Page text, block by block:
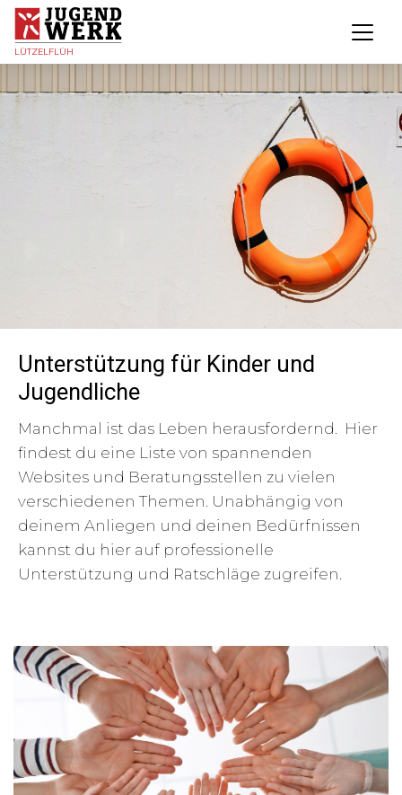
LÜTZELFLÜH
Unterstützung für Kinder und
Jugendliche
Manchmal ist das Leben herausfordernd. Hier
findest du eine Liste von spannenden
Websites und Beratungsstellen zu vielen
verschiedenen Themen. Unabhängig von
deinem Anliegen und deinen Bedürfnissen
kannst du hier auf professionelle
Unterstützung und Ratschläge zugreifen.